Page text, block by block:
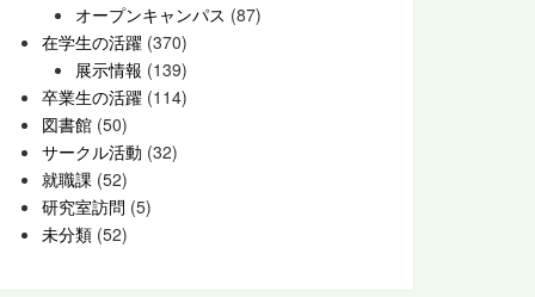
オープンキャンパス (87)
在学生の活躍 (370)
展示情報 (139)
卒業生の活躍 (114)
図書館 (50)
サークル活動 (32)
就職課 (52)
研究室訪問 (5)
未分類 (52)